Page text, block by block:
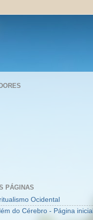
PÁGINAS
Ocidental
do Cérebro - Página inicial